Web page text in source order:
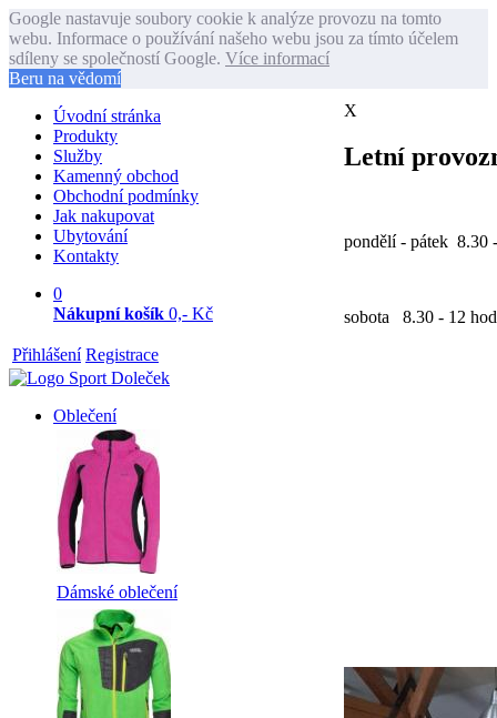
Google nastavuje soubory cookie k analýze provozu na tomto
webu. Informace o používání našeho webu jsou za tímto účelem
sdíleny se společností Google. Více informací
Beru na vědomí
X
Letní
pondělí - pátek 8.30
sobota 8.30 - 12 hod
Úvodní stránka
Produkty
Služby
Kamenný obchod
Obchodní podmínky
Jak nakupovat
Ubytování
Kontakty
0
Nákupní košík 0,- Kč
Přihlášení Registrace
Oblečení
Dámské oblečení